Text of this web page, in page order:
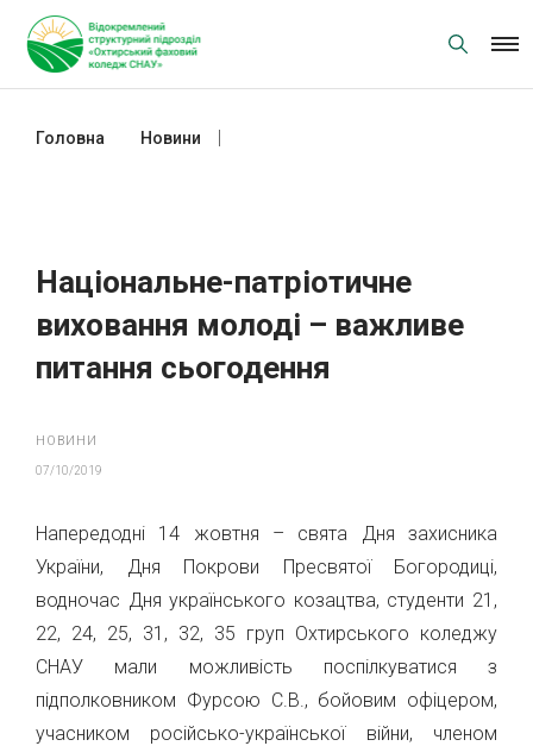
content
Головна Новини
Національне-патріотичне
виховання молоді – важливе
питання сьогодення
НОВИНИ
07/10/2019
Напередодні 14 жовтня – свята Дня захисника
України, Дня Покрови Пресвятої Богородиці,
водночас Дня українського козацтва, студенти 21,
22, 24, 25, 31, 32, 35 груп Охтирського коледжу
СНАУ мали можливість поспілкуватися з
підполковником Фурсою С.В., бойовим офіцером,
учасником російсько-української війни, членом